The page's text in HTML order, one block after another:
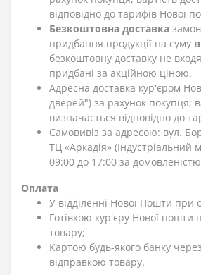
відповідно до тарифів Нової
Безкоштовна доставка
придбання продукції на суму
безкоштовну доставку не
придбані за акційною ціною.
Адресна доставка кур'єром
дверей") за рахунок покупця;
визначається відповідно до
Самовивіз за адресою: вул.
ТЦ «Аркадія» (Індустріальний
09:00 до 17:00 за
Оплата
У відділенні Нової Пошти при
Готівкою кур'єру Нової пошти
товару;
Картою будь-якого банку
відправкою товару.